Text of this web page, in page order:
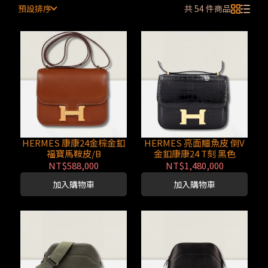
預設排序 共 54 件商品
HERMES 康康24金棕金釦
福寶馬鞍皮/B
NT$588,000
加入購物車
HERMES 亮面鱷魚皮 倒V
金釦康康24 T刻 黑色
NT$1,480,000
加入購物車